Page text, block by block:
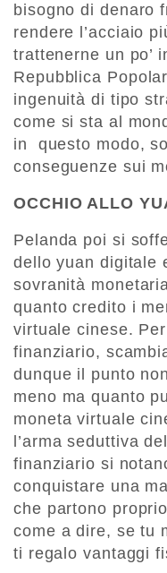
bisogno di denaro
rendere l’acciaio
trattenerne un po’
Repubblica
ingenuità di tipo
come si sta al
in questo modo,
conseguenze sui
OCCHIO ALLO
Pelanda poi si
dello yuan digitale
sovranità
quanto credito i
virtuale cinese.
finanziario,
dunque il punto
meno ma quanto
moneta virtuale
l’arma seduttiva
finanziario si
conquistare una
che partono
come a dire, se tu
ti regalo vantaggi